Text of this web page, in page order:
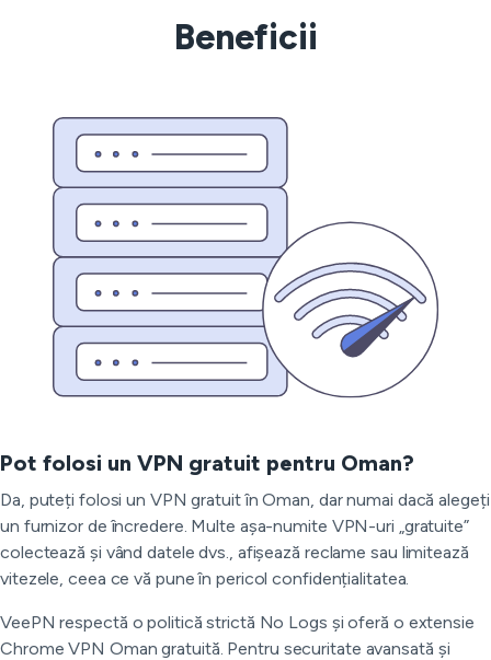
Beneficii
Pot folosi un VPN gratuit pentru Oman?
Da, puteți folosi un VPN gratuit în Oman, dar numai dacă alegeți
un furnizor de încredere. Multe așa-numite VPN-uri „gratuite”
colectează și vând datele dvs., afișează reclame sau limitează
vitezele, ceea ce vă pune în pericol confidențialitatea.
VeePN respectă o politică strictă No Logs și oferă o extensie
Chrome VPN Oman gratuită. Pentru securitate avansată și